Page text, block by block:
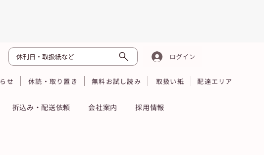
休刊日・取扱紙など ログイン
せ 休読・取り置き 無料お試し読み 取扱い紙 配達エリア
折込み・配送依頼 会社案内
採用情報